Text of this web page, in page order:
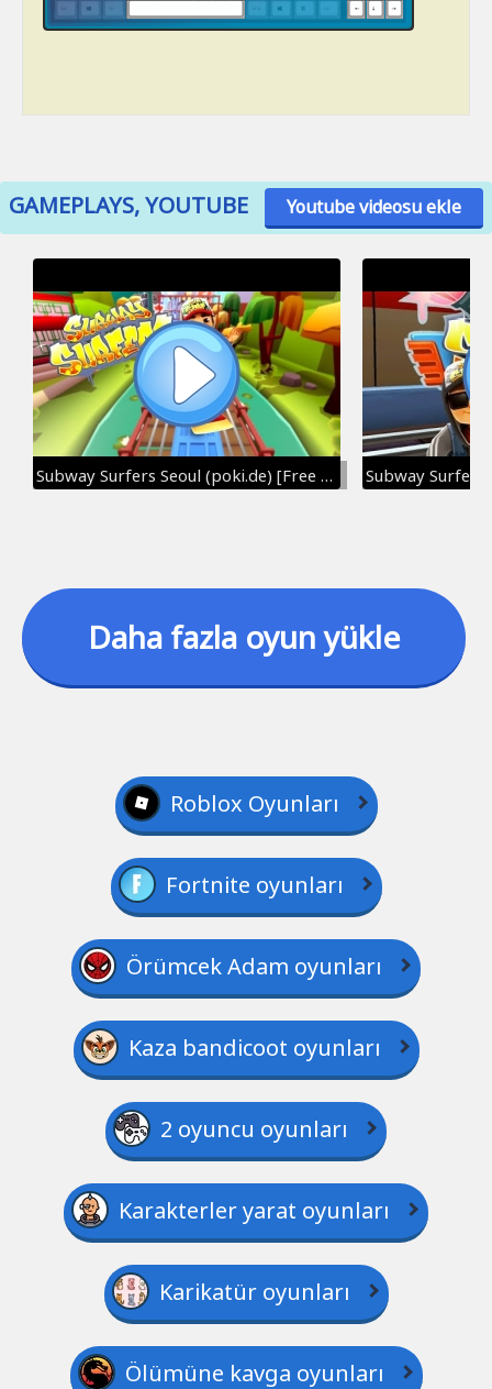
GAMEPLAYS, YOUTUBE Youtube videosu ekle
Subway Surfers Seoul (poki.de) [Free Games]
Daha fazla oyun yükle
Roblox Oyunları
Fortnite oyunları
Örümcek Adam oyunları
Kaza bandicoot oyunları
2 oyuncu oyunları
Karakterler yarat oyunları
Karikatür oyunları
Ölümüne kavga oyunları